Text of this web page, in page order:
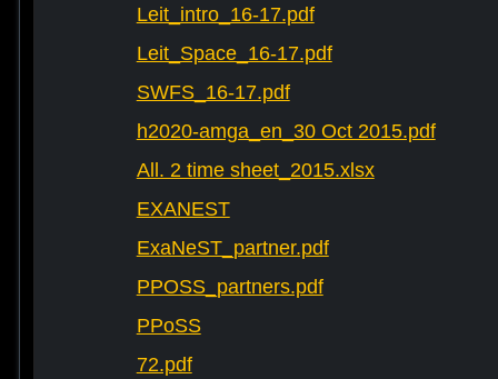
Leit_intro_16-17.pdf
Leit_Space_16-17.pdf
SWFS_16-17.pdf
h2020-amga_en_30 Oct 2015.pdf
All. 2 time sheet_2015.xlsx
EXANEST
ExaNeST_partner.pdf
PPOSS_partners.pdf
PPoSS
72.pdf